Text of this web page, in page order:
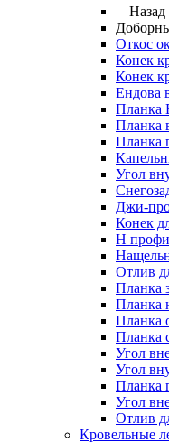
Назад
Откос
Конек
Конек
Ендова
Планка
Планка
Планка
Угол
Джи-
Конек
Н
Отлив
Планка
Планка
Планка
Планка
Угол
Угол
Планка
Угол
Отлив
Кровельные